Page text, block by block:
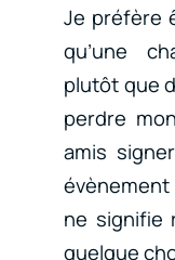
Je préfère
qu’une
plutôt que
perdre
amis
ne signifie
quelque